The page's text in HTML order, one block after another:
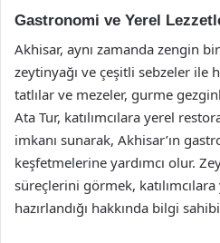
Gastronomi ve Yerel
Akhisar, aynı zamanda zengin
zeytinyağı ve çeşitli sebzeler ile
tatlılar ve mezeler, gurme
Ata Tur, katılımcılara yerel
imkanı sunarak, Akhisar’ın
keşfetmelerine yardımcı olur.
süreçlerini görmek,
hazırlandığı hakkında bilgi